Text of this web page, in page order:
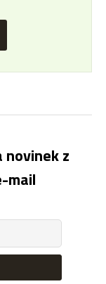
novinek z
mail